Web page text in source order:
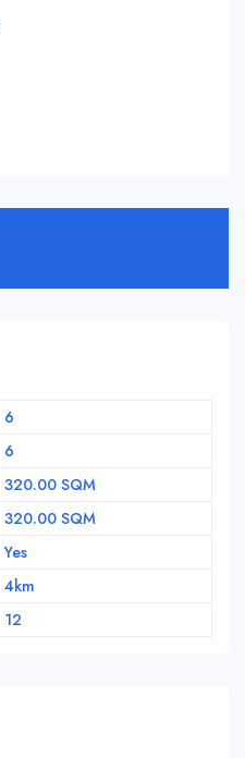
6
6
320.00 SQM
320.00 SQM
Yes
4km
12